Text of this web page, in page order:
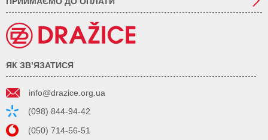
ЯК ЗВ’ЯЗАТИСЯ
info@drazice.org.ua
(098) 844-94-42
(050) 714-56-51